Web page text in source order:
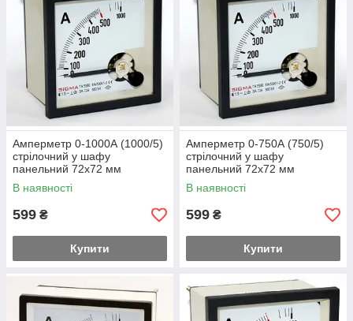
Амперметр 0-1000А (1000/5)
стрілочний у шафу
панельний 72х72 мм
змінного струму
В наявності
599 ₴
Купити
Амперметр 0-750А (750/5)
стрілочний у шафу
панельний 72х72 мм
змінного струму
В наявності
599 ₴
Купити